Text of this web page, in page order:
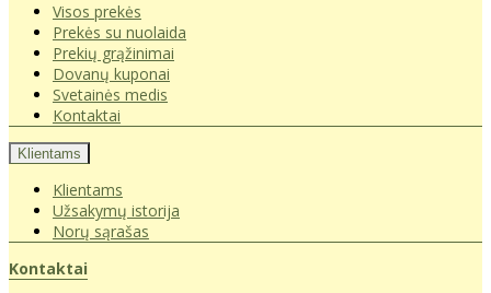
Visos prekės
Prekės su nuolaida
Prekių grąžinimai
Dovanų kuponai
Svetainės medis
Kontaktai
Klientams
Klientams
Užsakymų istorija
Norų sąrašas
Kontaktai